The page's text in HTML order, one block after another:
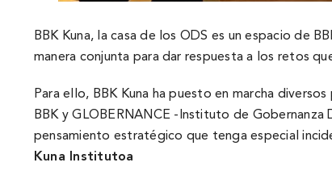
BBK Kuna, la casa de los ODS es un espacio de
manera conjunta para dar respuesta a los retos
Para ello, BBK Kuna ha puesto en marcha
BBK y GLOBERNANCE -Instituto de
pensamiento estratégico que tenga especial
Kuna Institutoa